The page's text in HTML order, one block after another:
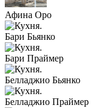
Афина Оро
Бари Бьянко
Бари Праймер
Белладжио Бьянко
Белладжио Праймер